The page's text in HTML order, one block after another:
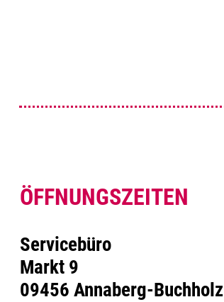
ÖFFNUNGSZEITEN
Servicebüro
Markt 9
09456 Annaberg-Buchholz